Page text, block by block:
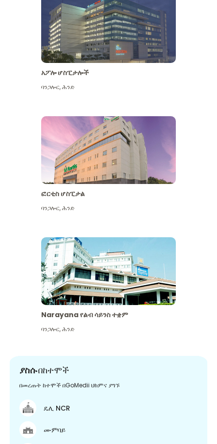
አፖሎ ሆስፒታሎች
ባንጋሎር,ሕንድ
ፎርቲስ ሆስፒታል
ባንጋሎር,ሕንድ
Narayana የልብ ሳይንስ ተቋም
ባንጋሎር,ሕንድ
ያስሱበከተሞች
በመረጡት ከተሞች በGoMedii ህክምና ያግኙ
ዴሊ NCR
ሙምባይ